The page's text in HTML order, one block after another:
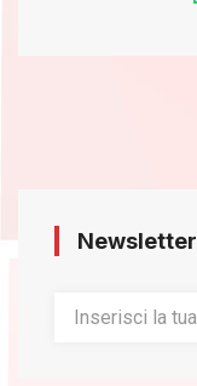
Newsletter